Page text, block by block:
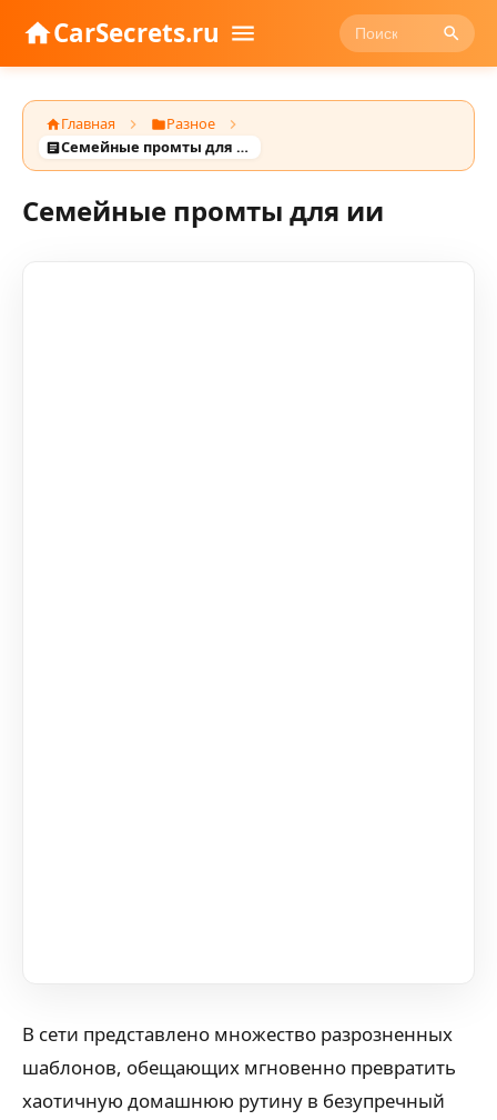
CarSecrets.ru
Главная
Разное
Семейные промты для ии
Семейные промты для ии
В сети представлено множество разрозненных
шаблонов, обещающих мгновенно превратить
хаотичную домашнюю рутину в безупречный